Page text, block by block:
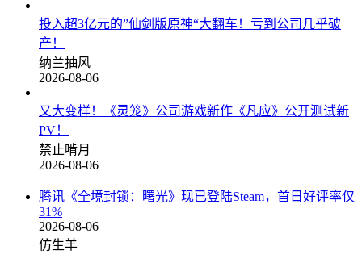
投入超3亿元的”仙剑版原神“大翻车！亏到公司几乎破
产！
纳兰抽风
2026-08-06
又大变样！《灵笼》公司游戏新作《凡应》公开测试新
PV！
禁止啃月
2026-08-06
腾讯《全境封锁：曙光》现已登陆Steam，首日好评率仅
31%
2026-08-06
仿生羊